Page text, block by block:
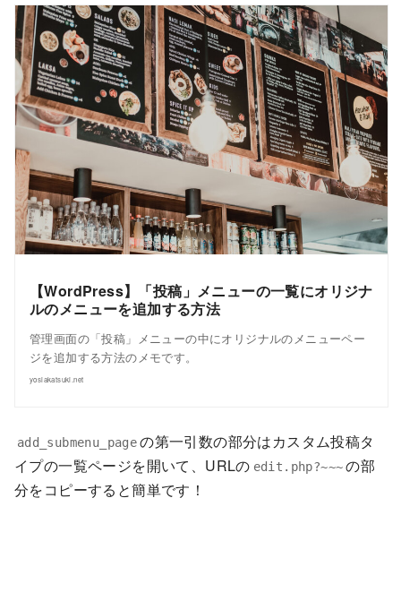
【WordPress】「投稿」メニューの一覧にオリジナ
ルのメニューを追加する方法
管理画面の「投稿」メニューの中にオリジナルのメニューペー
ジを追加する方法のメモです。
yosiakatsuki.net
add_submenu_pageの第一引数の部分はカスタム投稿タ
イプの一覧ページを開いて、URLの edit.php?~~~ の部
分をコピーすると簡単です！